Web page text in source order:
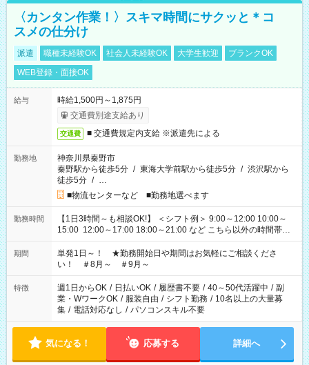
〈カンタン作業！〉スキマ時間にサクッと＊コ
スメの仕分け
派遣 職種未経験OK 社会人未経験OK 大学生歓迎
ブランクOK
WEB登録・面接OK
給与
時給1,500円～1,875円
交通費別途支給あり
交通費 ■ 交通費規定内支給 ※派遣先による
勤務地
神奈川県秦野市
秦野駅から徒歩5分 / 東海大学前駅から徒歩5分 / 渋沢駅から
徒歩5分 / …
■物流センターなど ■勤務地選べます
勤務時間
【1日3時間～も相談OK!】 ＜シフト例＞ 9:00～12:00 10:00～
15:00 12:00～17:00 18:00～21:00 など こちら以外の時間帯も
お気軽にご相談ください！
期間
単発1日～！ ★勤務開始日や期間はお気軽にご相談くださ
い！ ＃8月～ ＃9月～
特徴 週1日からOK / 日払いOK / 履歴書不要 / 40～50代活躍中 / 副
業・WワークOK / 服装自由 / シフト勤務 / 10名以上の大量募
集 / 電話対応なし / パソコンスキル不要
気になる！ 応募する 詳細へ